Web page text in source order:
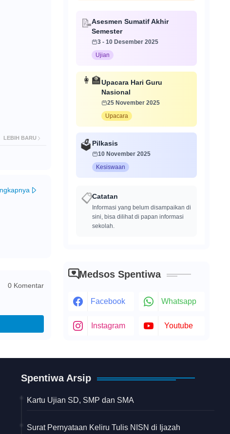
LEBIH BARU
0 Komentar
📝Asesmen Sumatif Akhir
Semester
3 - 10 Desember 2025
Ujian
👩‍🏫Upacara Hari Guru
Nasional
25 November 2025
Upacara
🗳️ Pilkasis
10 November 2025
Kesiswaan
📋Catatan
Informasi yang belum disampaikan di
sini, bisa dilihat di papan informasi
sekolah.
Medsos Spentiwa
Facebook Whatsapp
Instagram Youtube
Spentiwa Arsip
Kartu Ujian SD, SMP dan SMA
Surat Pernyataan Keliru Tulis NISN di Ijazah